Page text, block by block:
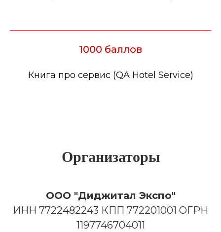
1000 баллов
Книга про сервис (QA Hotel Service)
Организаторы
ООО "Диджитал Экспо"
ИНН 7722482243 КПП 772201001 ОГРН
1197746704011